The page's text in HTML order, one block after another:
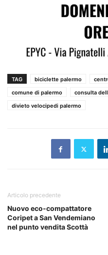
TAG biciclette palermo
comune di palermo
consulta
divieto velocipedi palermo
Articolo precedente
Nuovo eco-compattatore
Coripet a San Vendemiano
nel punto vendita Scottà